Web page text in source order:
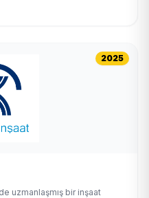
2025
uzmanlaşmış bir inşaat